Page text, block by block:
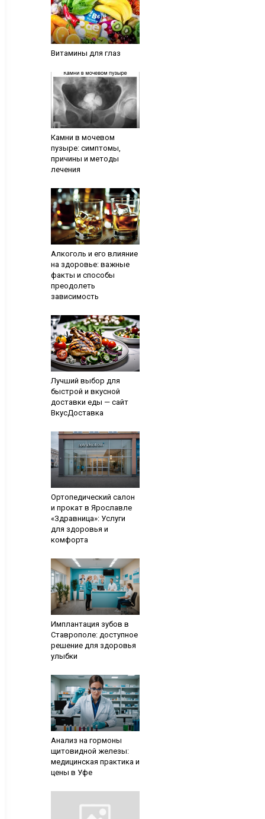
Витамины для глаз
Камни в мочевом
пузыре: симптомы,
причины и методы
лечения
Алкоголь и его влияние
на здоровье: важные
факты и способы
преодолеть
зависимость
Лучший выбор для
быстрой и вкусной
доставки еды — сайт
ВкусДоставка
Ортопедический салон
и прокат в Ярославле
«Здравница»: Услуги
для здоровья и
комфорта
Имплантация зубов в
Ставрополе: доступное
решение для здоровья
улыбки
Анализ на гормоны
щитовидной железы:
медицинская практика и
цены в Уфе